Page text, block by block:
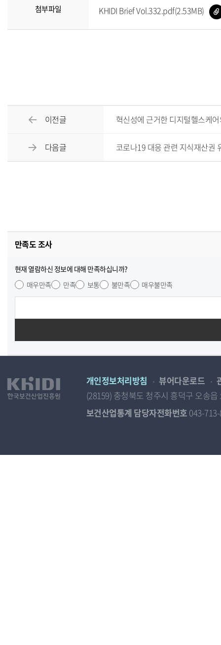
첨부파일 KHIDI Brief Vol.332.pdf(2.53MB)
이전글 혁신성에 근거한 디지털헬스케
다음글 코로나19 대응 관련 지식재산권
만족도 조사
현재 열람하신 정보에 대해 만족하십니까?
매우만족
만족 보통 불만족 매우불만족
개인정보처리방침 뷰어다운로드
(28159) 충청북도 청주시 흥덕구 오송
보건산업통계 담당자전화번호 043-